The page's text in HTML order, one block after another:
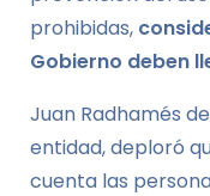
prohibidas,
Gobierno deben
Juan Radhamés
entidad, deploró
cuenta las